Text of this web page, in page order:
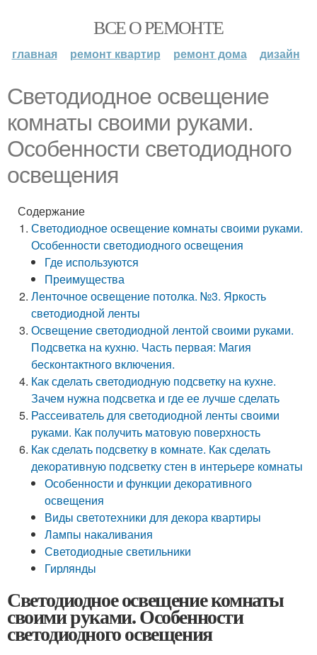
ВСЕ О РЕМОНТЕ
главная ремонт квартир ремонт дома дизайн
Светодиодное освещение
комнаты своими руками.
Особенности светодиодного
освещения
Содержание
Светодиодное освещение комнаты своими руками.
Особенности светодиодного освещения
Где используются
Преимущества
Ленточное освещение потолка. №3. Яркость
светодиодной ленты
Освещение светодиодной лентой своими руками.
Подсветка на кухню. Часть первая: Магия
бесконтактного включения.
Как сделать светодиодную подсветку на кухне.
Зачем нужна подсветка и где ее лучше сделать
Рассеиватель для светодиодной ленты своими
руками. Как получить матовую поверхность
Как сделать подсветку в комнате. Как сделать
декоративную подсветку стен в интерьере комнаты
Особенности и функции декоративного
освещения
Виды светотехники для декора квартиры
Лампы накаливания
Светодиодные светильники
Гирлянды
Светодиодное освещение комнаты
своими руками. Особенности
светодиодного освещения